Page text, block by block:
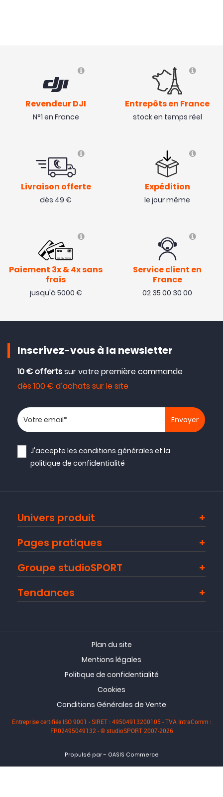
Revendeur DJI
N°1 en France
Entrepôts en France
stock en temps réel
Livraison offerte
dès 49 €
Expédition
le jour même
Paiement 3x & 4x sans
frais
jusqu'à 5000 €
Service client en
France
02 35 00 30 00
Inscrivez-vous à la newsletter
10 € offertssur votre première commande
dès 100 € d’achats sur le site
Votre adresse email
J'accepte lesconditions générales et la
politique de confidentialité
Univers produit
Pages pratiques
Groupe studioSPORT
Tendances
Plan du site
Mentions légales
Politique de confidentialité
Cookies
Conditions Générales de Vente
Entreprise certifiée ISO 9001 - SIRET : 49504913200105 - TVA IntraComm :
FR02495049132 - © studioSPORT 2007-2026
Propulsé par- OASIS Commerce